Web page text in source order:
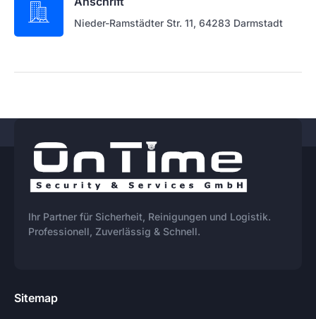
Nieder-Ramstädter Str. 11, 64283 Darmstadt
Ihr Partner für Sicherheit, Reinigungen und Logistik.
Professionell, Zuverlässig & Schnell.
Sitemap